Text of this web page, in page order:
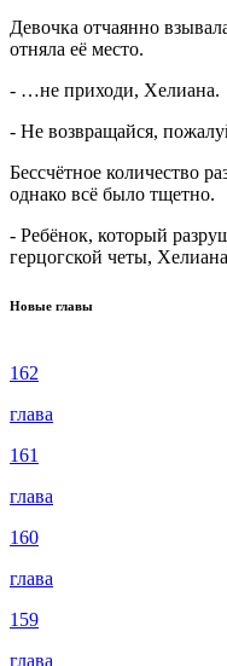
Девочка отчаянно
отняла её место.
- …не приходи, Хелиана.
- Не возвращайся,
Бессчётное количество
однако всё было тщетно.
- Ребёнок, который
герцогской четы,
Новые главы
162
глава
161
глава
160
глава
159
глава